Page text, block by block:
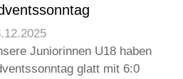
Juniorinnen U18 haben
glatt mit 6:0